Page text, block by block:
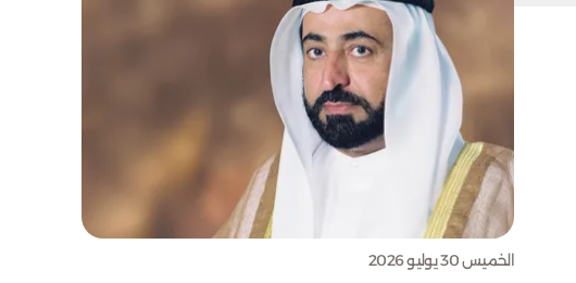
الخميس 30 يوليو 2026